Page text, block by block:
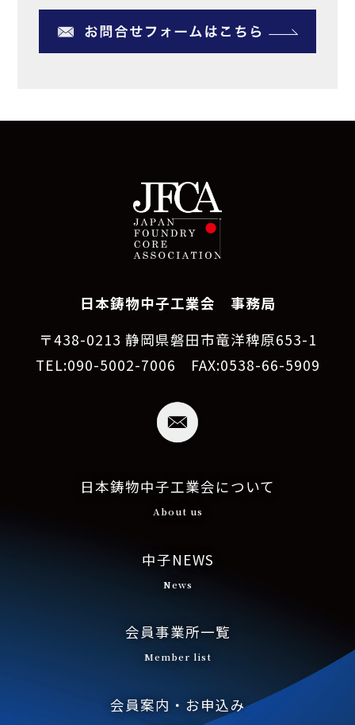
日本鋳物中子工業会 事務局
〒438-0213 静岡県磐田市竜洋稗原653-1
TEL:090-5002-7006 FAX:0538-66-5909
日本鋳物中子工業会について
About us
中子NEWS
News
会員事業所一覧
Member list
会員案内・お申込み